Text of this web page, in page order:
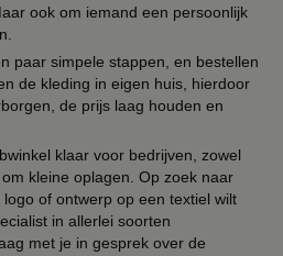
ook om iemand een persoonlijk
paar simpele stappen, en bestellen
de kleding in eigen huis, hierdoor
de prijs laag houden en
klaar voor bedrijven, zowel
kleine oplagen. Op zoek naar
of ontwerp op een textiel wilt
in allerlei soorten
met je in gesprek over de